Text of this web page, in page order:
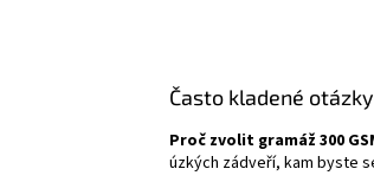
Často kladené
Proč zvolit gramáž 300
úzkých zádveří, kam byste